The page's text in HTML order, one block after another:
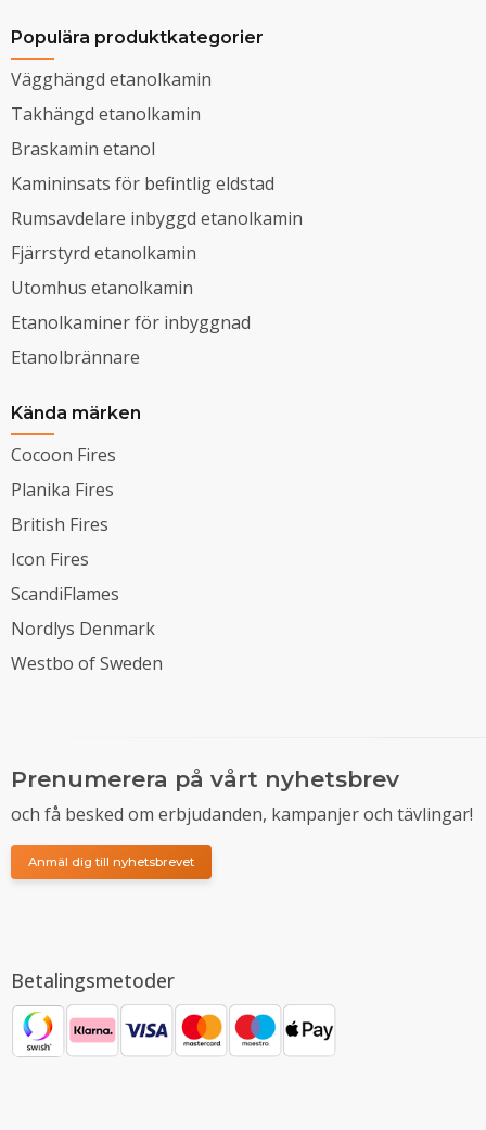
Populära produktkategorier
Vägghängd etanolkamin
Takhängd etanolkamin
Braskamin etanol
Kamininsats för befintlig eldstad
Rumsavdelare inbyggd etanolkamin
Fjärrstyrd etanolkamin
Utomhus etanolkamin
Etanolkaminer för inbyggnad
Etanolbrännare
Kända märken
Cocoon Fires
Planika Fires
British Fires
Icon Fires
ScandiFlames
Nordlys Denmark
Westbo of Sweden
Prenumerera på vårt nyhetsbrev
och få besked om erbjudanden, kampanjer och tävlingar!
Anmäl dig till nyhetsbrevet
Betalingsmetoder